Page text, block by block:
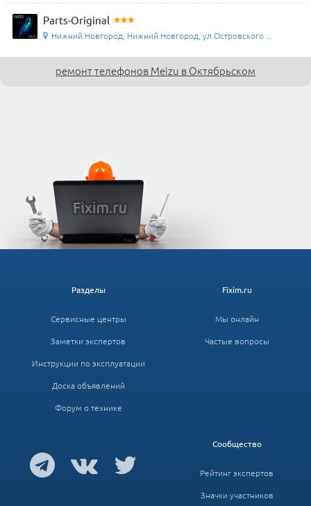
Parts-Original
Нижний Новгород, Нижний Новгород, ул.Островского ...
ремонт телефонов Meizu в Октябрьском
Fixim.ru
Мы онлайн
Частые вопросы
Разделы
Сервисные центры
Заметки экспертов
Инструкции по эксплуатации
Доска объявлений
Форум о технике
Сообщество
Рейтинг экспертов
Значки участников